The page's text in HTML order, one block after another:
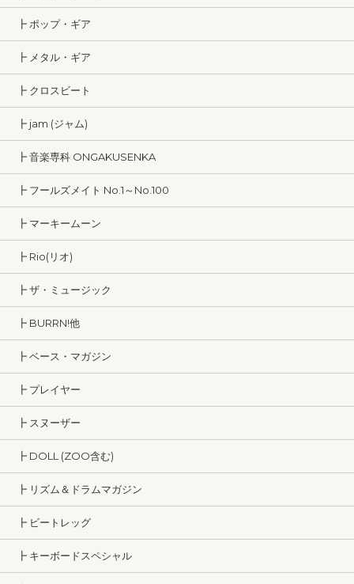
┣ ポップ・ギア
┣ メタル・ギア
┣ クロスビート
┣ jam (ジャム)
┣ 音楽専科 ONGAKUSENKA
┣ フールズメイト No.1～No.100
┣ マーキームーン
┣ Rio(リオ)
┣ ザ・ミュージック
┣ BURRN!他
┣ ベース・マガジン
┣ プレイヤー
┣ スヌーザー
┣ DOLL (ZOO含む)
┣ リズム＆ドラムマガジン
┣ ビートレッグ
┣ キーボードスペシャル